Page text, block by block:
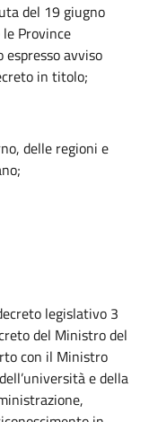
del 19 giugno
Province
avviso
in titolo;
delle regioni e
legislativo 3
del Ministro del
con il Ministro
e della